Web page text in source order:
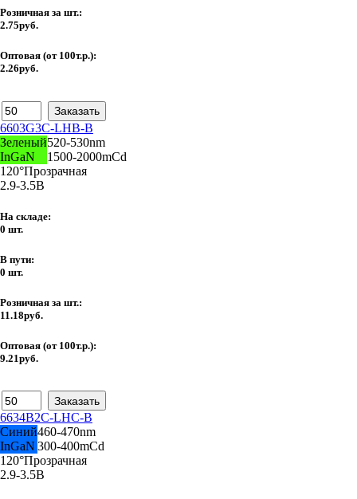
Розничная за шт.:
2.75руб.
Оптовая (от 100т.р.):
2.26руб.
6603G3C-LHB-B
Зеленый
InGaN
520-530nm
1500-2000mCd
120°Прозрачная
2.9-3.5В
На складе:
0 шт.
В пути:
0 шт.
Розничная за шт.:
11.18руб.
Оптовая (от 100т.р.):
9.21руб.
6634B2C-LHC-B
Синий
InGaN
460-470nm
300-400mCd
120°Прозрачная
2.9-3.5В